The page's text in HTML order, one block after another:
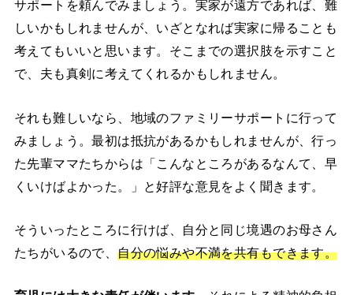
サポートを頼んでみましょう。実家が遠方であれば、難
しいかもしれませんが、いざとなれば実家に帰ることも
考えてもいいと思います。そこまでの選択肢を示すこと
で、夫も真剣に考えてくれるかもしれません。
それも難しいなら、地域のファミリーサポートに行って
みましょう。最初は抵抗があるかもしれませんが、行っ
た先輩ママたちからは「こんなところがあるなんて、早
くいけばよかった。」と好評な意見をよく聞きます。
そういったところに行けば、自分と同じ境遇のお母さん
たちがいるので、自分の悩みや不満を共有もできます。